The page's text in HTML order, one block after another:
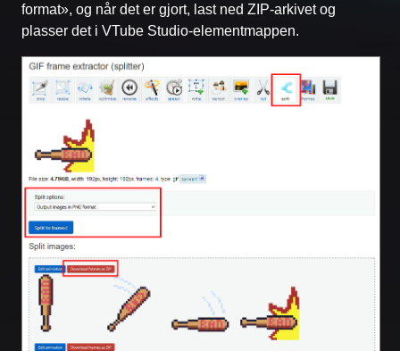
format», og når det er gjort, last ned ZIP-arkivet og
plasser det i VTube Studio-elementmappen.